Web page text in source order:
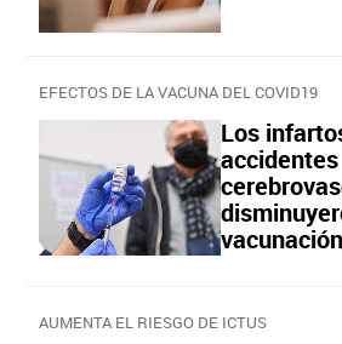
EFECTOS DE LA VACUNA DEL COVID19
Los
accidentes
AUMENTA EL RIESGO DE ICTUS